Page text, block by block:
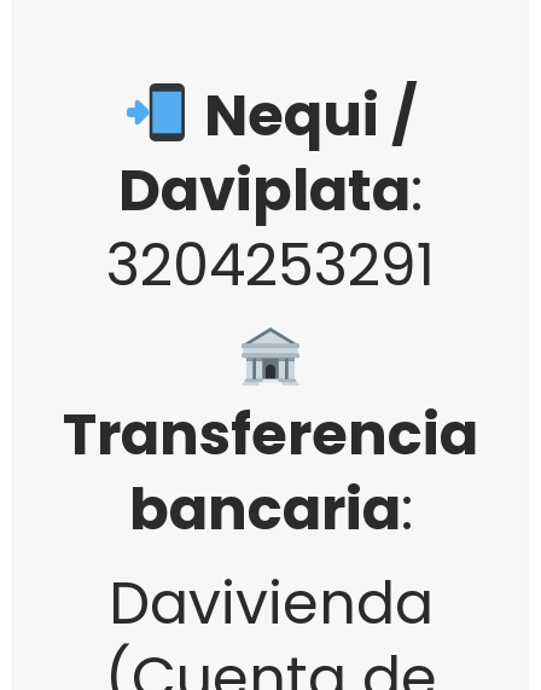
Nequi /
Daviplata:
3204253291
Transferencia
bancaria:
Davivienda